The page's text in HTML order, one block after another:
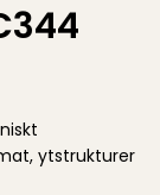
ytstrukturer